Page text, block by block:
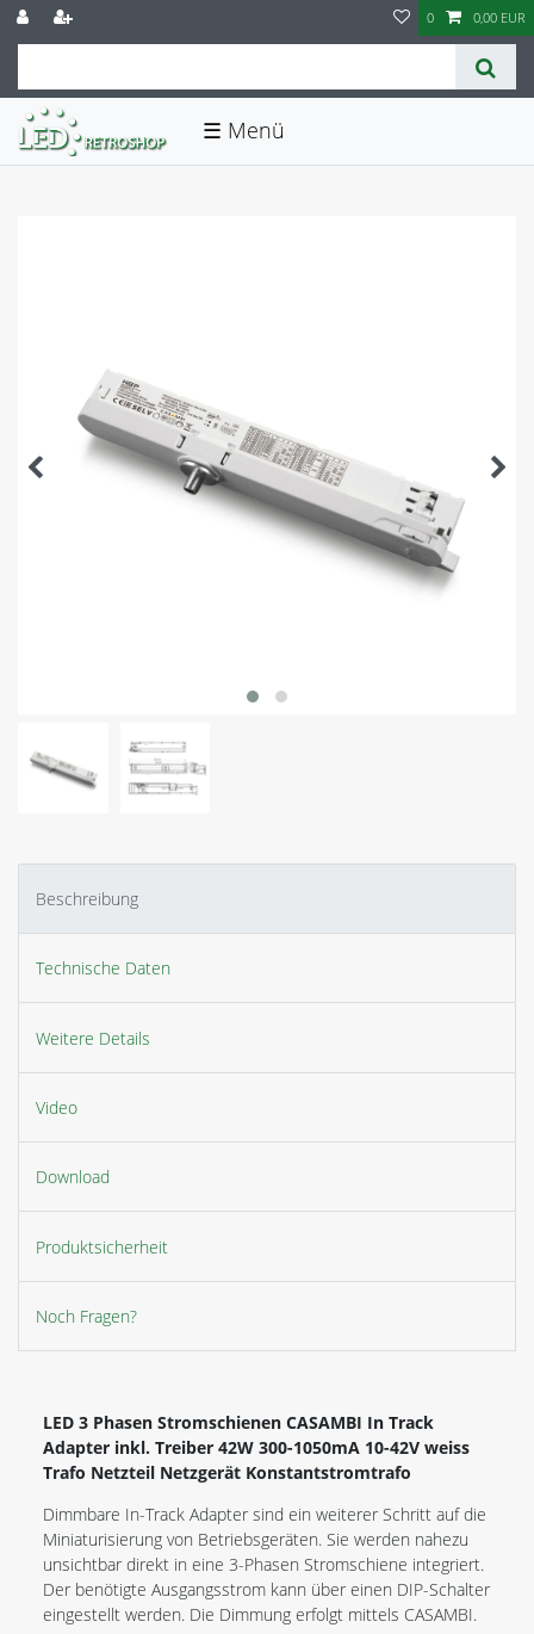
0 0,00 EUR
☰
Beschreibung
Technische Daten
Weitere Details
Video
Download
Produktsicherheit
Noch Fragen?
LED 3 Phasen Stromschienen CASAMBI In Track
Adapter inkl. Treiber 42W 300-1050mA 10-42V weiss
Trafo Netzteil Netzgerät Konstantstromtrafo
Dimmbare In-Track Adapter sind ein weiterer Schritt auf die
Miniaturisierung von Betriebsgeräten. Sie werden nahezu
unsichtbar direkt in eine 3-Phasen Stromschiene integriert.
Der benötigte Ausgangsstrom kann über einen DIP-Schalter
eingestellt werden. Die Dimmung erfolgt mittels CASAMBI.